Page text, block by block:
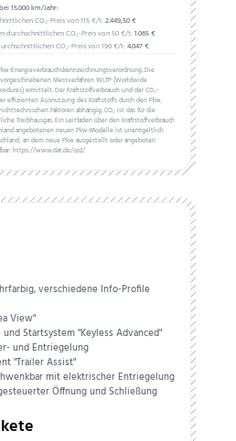
15.000 km/Jahr:
CO₂-Preis von 115 €/t:2.449,50 €
durchschnittlichen CO₂-Preis von 50 €/t:1.065 €
CO₂-Preis von 190 €/t:4.047 €
Energieverbrauchskennzeichnungsverordnung. Die
Messverfahren WLTP (Worldwide
ermittelt. Der Kraftstoffverbrauch und der CO₂-
effizienten Ausnutzung des Kraftstoffs durch den Pkw,
Faktoren abhängig. CO₂ ist das für die
Treibhausgas. Ein Leitfaden über den Kraftstoffverbrauch
angebotenen neuen Pkw-Modelle ist unentgeltlich
an dem neue Pkw ausgestellt oder angeboten
https://www.dat.de/co2/
verschiedene Info-Profile
View"
Startsystem "Keyless Advanced"
und Entriegelung
"Trailer Assist"
mit elektrischer Entriegelung
Öffnung und Schließung